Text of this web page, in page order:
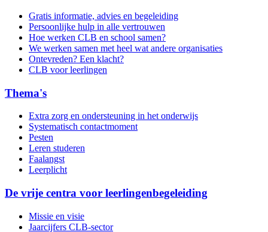
Gratis informatie, advies en begeleiding
Persoonlijke hulp in alle vertrouwen
Hoe werken CLB en school samen?
We werken samen met heel wat andere organisaties
Ontevreden? Een klacht?
CLB voor leerlingen
Thema's
Extra zorg en ondersteuning in het onderwijs
Systematisch contactmoment
Pesten
Leren studeren
Faalangst
Leerplicht
De vrije centra voor leerlingenbegeleiding
Missie en visie
Jaarcijfers CLB-sector